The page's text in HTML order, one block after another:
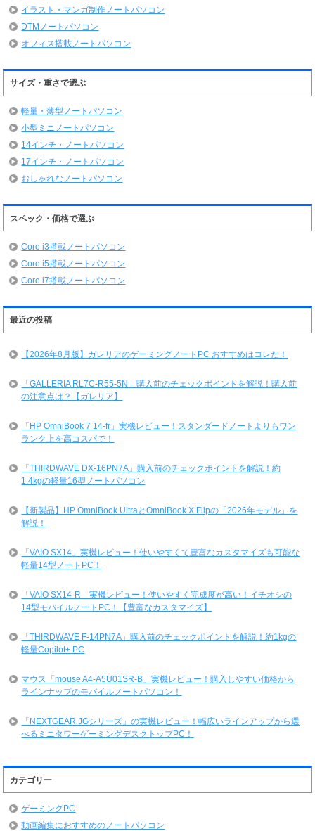
イラスト・マンガ制作ノートパソコン
DTMノートパソコン
オフィス搭載ノートパソコン
サイズ・重さで選ぶ
軽量・薄型ノートパソコン
小型ミニノートパソコン
14インチ・ノートパソコン
17インチ・ノートパソコン
おしゃれなノートパソコン
スペック・価格で選ぶ
Core i3搭載ノートパソコン
Core i5搭載ノートパソコン
Core i7搭載ノートパソコン
最近の投稿
【2026年8月版】ガレリアのゲーミングノートPC おすすめはコレだ！
「GALLERIA RL7C-R55-5N」購入前のチェックポイントを解説！購入前
の注意点は？【ガレリア】
「HP OmniBook 7 14-fr」実機レビュー！スタンダードノートよりもワン
ランク上を高コスパで！
「THIRDWAVE DX-16PN7A」購入前のチェックポイントを解説！約
1.4kgの軽量16型ノートパソコン
【新製品】HP OmniBook UltraとOmniBook X Flipの「2026年モデル」を
解説！
「VAIO SX14」実機レビュー！使いやすくて豊富なカスタマイズも可能な
軽量14型ノートPC！
「VAIO SX14-R」実機レビュー！使いやすく完成度が高い！イチオシの
14型モバイルノートPC！【豊富なカスタマイズ】
「THIRDWAVE F-14PN7A」購入前のチェックポイントを解説！約1kgの
軽量Copilot+ PC
マウス「mouse A4-A5U01SR-B」実機レビュー！購入しやすい価格から
ラインナップのモバイルノートパソコン！
「NEXTGEAR JGシリーズ」の実機レビュー！幅広いラインアップから選
べるミニタワーゲーミングデスクトップPC！
カテゴリー
ゲーミングPC
動画編集におすすめのノートパソコン